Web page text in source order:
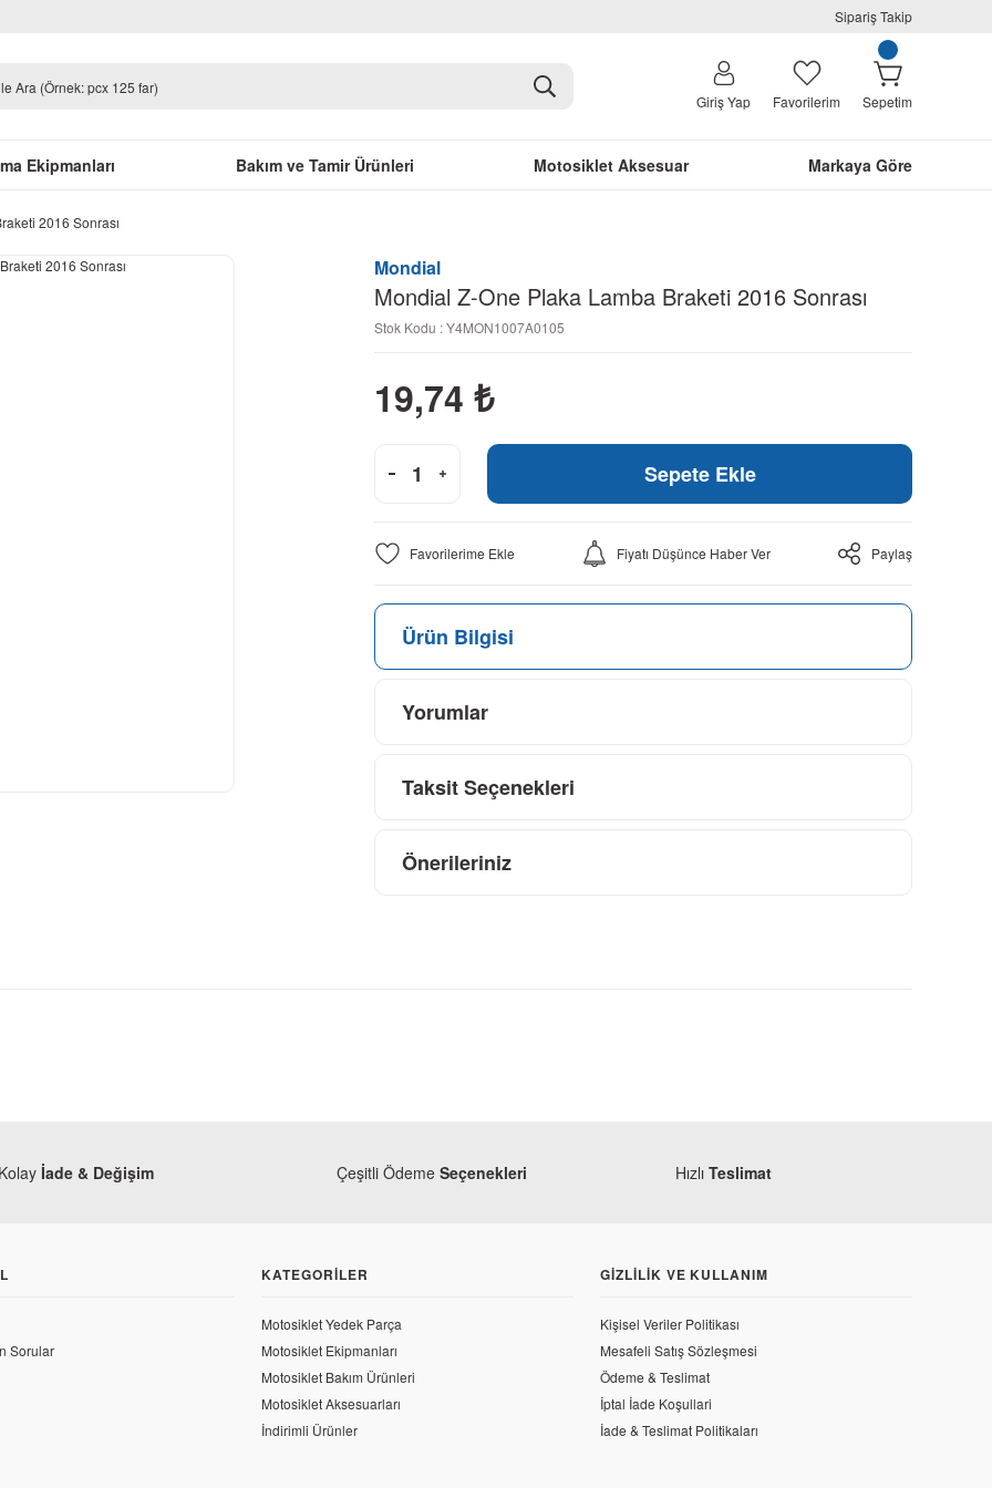
Sipariş Takip
Giriş Yap Favorilerim Sepetim
Ekipmanları Bakım ve Tamir Ürünleri Motosiklet Aksesuar Markaya Göre
2016 Sonrası
Mondial
Mondial Z-One Plaka Lamba Braketi 2016 Sonrası
Stok Kodu : Y4MON1007A0105
19,74 ₺
Sepete Ekle
Fiyatı Düşünce Haber Ver Paylaş
Ürün Bilgisi
Yorumlar
Taksit Seçenekleri
Önerileriniz
Mondial Z-One 180 Kaplin Lastiği
Kolay İade & Değişim Çeşitli Ödeme Seçenekleri Hızlı Teslimat
Sorular
KATEGORILER
Motosiklet Yedek Parça
Motosiklet Ekipmanları
Motosiklet Bakım Ürünleri
Motosiklet Aksesuarları
İndirimli Ürünler
GIZLILIK VE KULLANIM
Kişisel Veriler Politikası
Mesafeli Satış Sözleşmesi
Ödeme & Teslimat
İptal İade Koşullari
İade & Teslimat Politikaları